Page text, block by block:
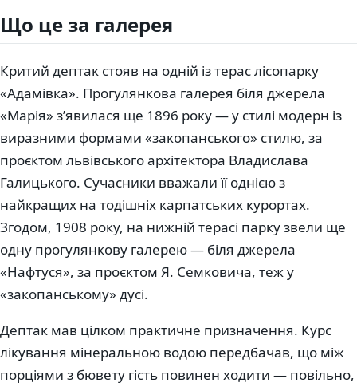
Що це за галерея
Критий дептак стояв на одній із терас лісопарку
«Адамівка». Прогулянкова галерея біля джерела
«Марія» з’явилася ще 1896 року — у стилі модерн із
виразними формами «закопанського» стилю, за
проєктом львівського архітектора Владислава
Галицького. Сучасники вважали її однією з
найкращих на тодішніх карпатських курортах.
Згодом, 1908 року, на нижній терасі парку звели ще
одну прогулянкову галерею — біля джерела
«Нафтуся», за проєктом Я. Семковича, теж у
«закопанському» дусі.
Дептак мав цілком практичне призначення. Курс
лікування мінеральною водою передбачав, що між
порціями з бювету гість повинен ходити — повільно,